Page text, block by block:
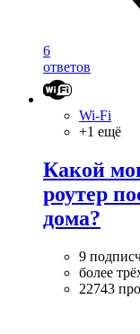
6
ответов
Wi-Fi
+1 ещё
Какой
роутер
дома?
9
более
22743